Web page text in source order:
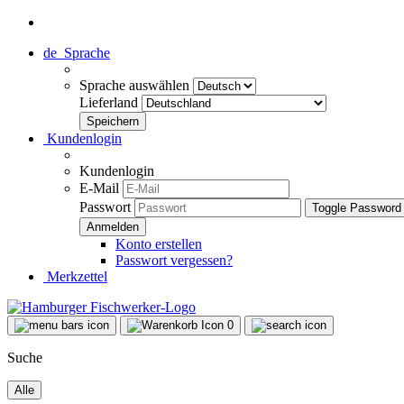
de Sprache
Sprache auswählen
Lieferland
Kundenlogin
Kundenlogin
E-Mail
Passwort
Toggle
Konto erstellen
Passwort vergessen?
Merkzettel
0
Suche
Alle